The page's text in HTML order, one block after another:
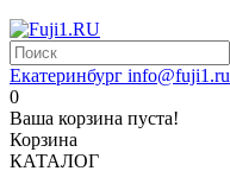
Екатеринбург info@fuji1.ru
0
Ваша корзина пуста!
Корзина
КАТАЛОГ